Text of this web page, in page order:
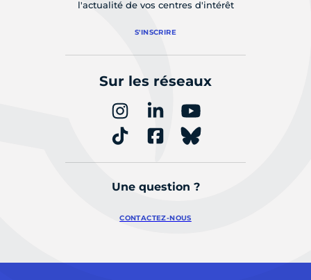
l'actualité de vos centres d'intérêt
S'INSCRIRE
Sur les réseaux
Une question ?
CONTACTEZ-NOUS